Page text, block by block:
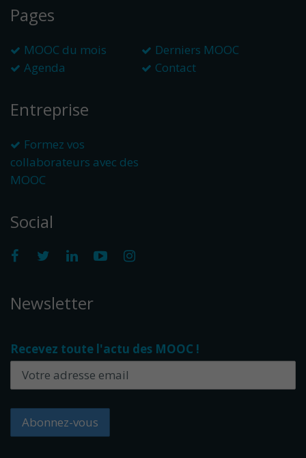
Pages
MOOC du mois
Derniers MOOC
Agenda
Contact
Entreprise
Formez vos
collaborateurs avec des
MOOC
Social
Newsletter
Recevez toute l'actu des MOOC !